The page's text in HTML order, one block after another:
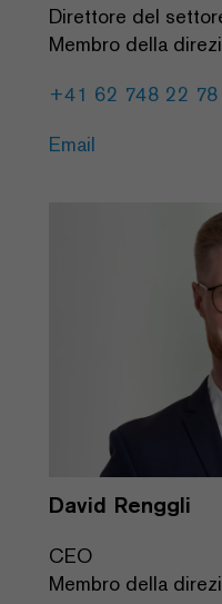
Direttore del
Membro della
+41 62 748 22 78
Email
David Renggli
CEO
Membro della